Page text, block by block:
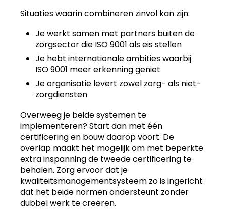
Situaties waarin combineren zinvol kan zijn:
Je werkt samen met partners buiten de
zorgsector die ISO 9001 als eis stellen
Je hebt internationale ambities waarbij
ISO 9001 meer erkenning geniet
Je organisatie levert zowel zorg- als niet-
zorgdiensten
Overweeg je beide systemen te
implementeren? Start dan met één
certificering en bouw daarop voort. De
overlap maakt het mogelijk om met beperkte
extra inspanning de tweede certificering te
behalen. Zorg ervoor dat je
kwaliteitsmanagementsysteem zo is ingericht
dat het beide normen ondersteunt zonder
dubbel werk te creëren.